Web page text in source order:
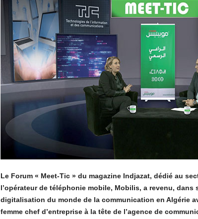
Le Forum « Meet-Tic » du magazine Indjazat, dédié au
l’opérateur de téléphonie mobile, Mobilis, a revenu, dans
digitalisation du monde de la communication en Algérie
femme chef d’entreprise à la tête de l’agence de